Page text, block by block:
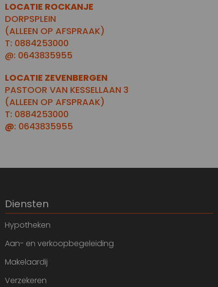
LOCATIE ROCKANJE
DORPSPLEIN
(ALLEEN OP AFSPRAAK)
T: 0884253000
@: 0643835955
LOCATIE ZEVENBERGEN
PASTOOR VAN KESSELLAAN 3
(ALLEEN OP AFSPRAAK)
T: 0884253000
@: 0643835955
Diensten
Hypotheken
Aan- en verkoopbegeleiding
Makelaardij
Verzekeren